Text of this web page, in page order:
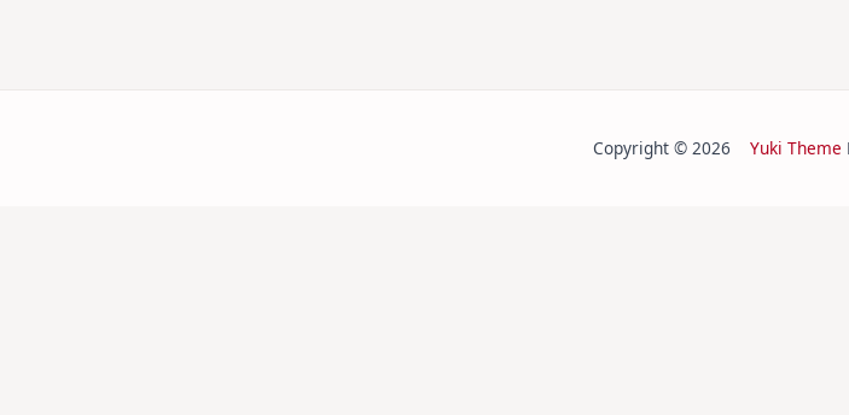
Copyright © 2026 Yuki Theme